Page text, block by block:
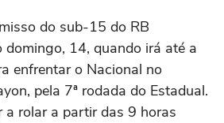
do sub-15 do RB
domingo, 14, quando irá até a
enfrentar o Nacional no
pela 7ª rodada do Estadual.
a rolar a partir das 9 horas